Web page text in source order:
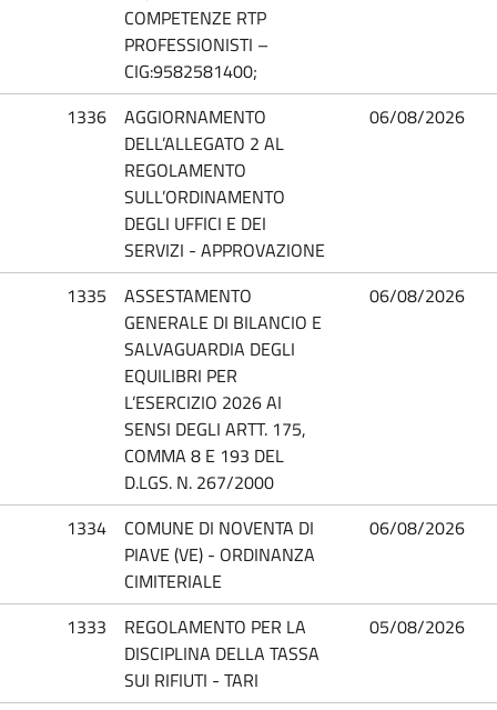
COMPETENZE RTP
PROFESSIONISTI –
CIG:9582581400;
1336
AGGIORNAMENTO
DELL’ALLEGATO 2 AL
REGOLAMENTO
SULL’ORDINAMENTO
DEGLI UFFICI E DEI
SERVIZI - APPROVAZIONE
06/08/2026
1335
ASSESTAMENTO
GENERALE DI BILANCIO E
SALVAGUARDIA DEGLI
EQUILIBRI PER
L’ESERCIZIO 2026 AI
SENSI DEGLI ARTT. 175,
COMMA 8 E 193 DEL
D.LGS. N. 267/2000
06/08/2026
1334
COMUNE DI NOVENTA DI
PIAVE (VE) - ORDINANZA
CIMITERIALE
06/08/2026
1333
REGOLAMENTO PER LA
DISCIPLINA DELLA TASSA
SUI RIFIUTI - TARI
05/08/2026